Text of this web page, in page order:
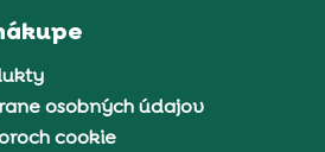
osobných údajov
cookie